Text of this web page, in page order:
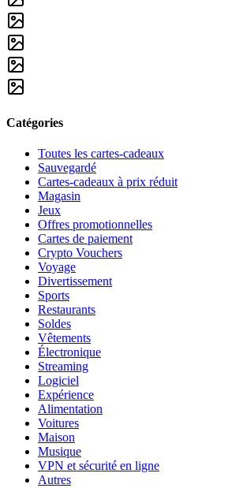
Catégories
Toutes les cartes-cadeaux
Sauvegardé
Cartes-cadeaux à prix réduit
Magasin
Jeux
Offres promotionnelles
Cartes de paiement
Crypto Vouchers
Voyage
Divertissement
Sports
Restaurants
Soldes
Vêtements
Électronique
Streaming
Logiciel
Expérience
Alimentation
Voitures
Maison
Musique
VPN et sécurité en ligne
Autres